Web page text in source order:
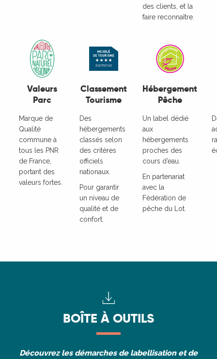
des clients, et la
faire reconnaître.
Valeurs
Parc
Marque de
Qualité
commune à
tous les PNR
de France,
portant des
valeurs fortes.
Classement
Tourisme
Des
hébergements
classés selon
des critères
officiels
nationaux.
Pour garantir
un niveau de
qualité et de
confort.
Hébergement
Pêche
Un label dédié
aux
hébergements
proches des
cours d’eau.
En partenariat
avec la
Fédération de
pêche du Lot.
BOÎTE À OUTILS
Découvrez les démarches de labellisation et de